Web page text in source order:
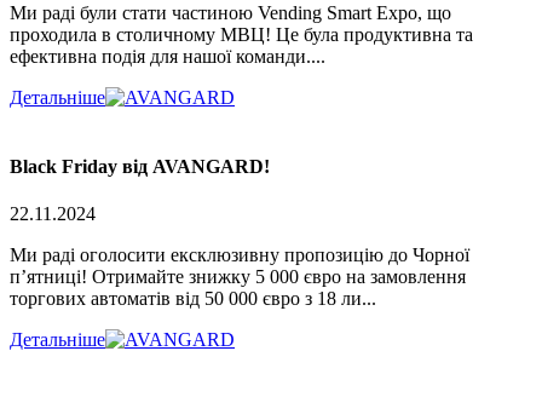
Ми раді були стати частиною Vending Smart Expo, що
проходила в столичному МВЦ! Це була продуктивна та
ефективна подія для нашої команди....
Детальніше
Black Friday від AVANGARD!
22.11.2024
Ми раді оголосити ексклюзивну пропозицію до Чорної
п’ятниці! Отримайте знижку 5 000 євро на замовлення
торгових автоматів від 50 000 євро з 18 ли...
Детальніше